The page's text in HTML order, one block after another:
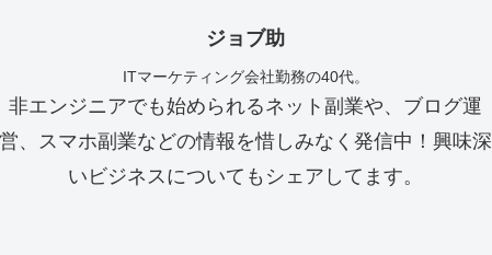
ジョブ助
ITマーケティング会社勤務の40代。
非エンジニアでも始められるネット副業や、ブログ運
営、スマホ副業などの情報を惜しみなく発信中！興味深
いビジネスについてもシェアしてます。